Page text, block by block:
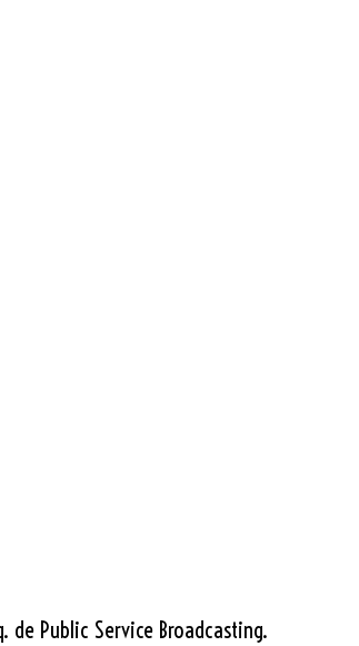
de Public Service Broadcasting.